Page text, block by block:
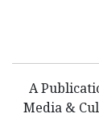
A
Media &